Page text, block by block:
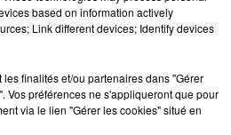
LA
based on information actively
Link different devices; Identify devices
finalités et/ou partenaires dans "Gérer
Vos préférences ne s'appliqueront que pour
via le lien "Gérer les cookies" situé en